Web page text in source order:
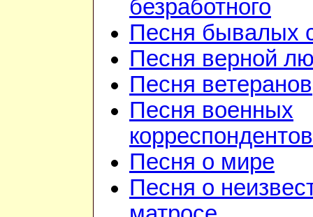
безработного
Песня бывалых
Песня верной
Песня ветеранов
Песня военных
корреспондентов
Песня о мире
Песня о